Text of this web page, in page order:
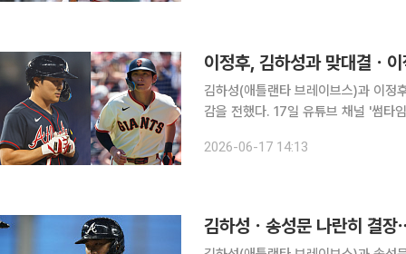
이정후, 김하성과 맞대결ㆍ
김하성(애틀랜타 브레이브스)과 이정
감을 전했다. 17일 유튜브 채널 '썸타임즈'에 출연한 김하성과 이정후는 미국 조지아주 애틀랜타 트
2026-06-17 14:13
김하성ㆍ송성문 나란히 결